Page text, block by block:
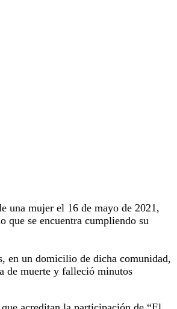
una mujer el 16 de mayo de 2021,
que se encuentra cumpliendo su
en un domicilio de dicha comunidad,
de muerte y falleció minutos